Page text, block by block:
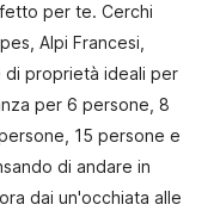
per te. Cerchi
Alpi Francesi,
di proprietà ideali per
per 6 persone, 8
15 persone e
di andare in
dai un'occhiata alle